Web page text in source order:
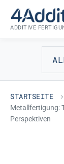
Inhalt
springen
ADDITIVE
STARTSEITE
Metallfertigung:
Perspektiven
FERTIGUNG